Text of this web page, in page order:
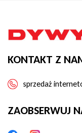
KONTAKT Z
sprzedaż
ZAOBSERWUJ